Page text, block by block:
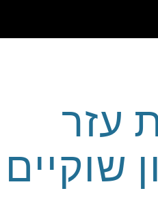
עזר
שוקיים